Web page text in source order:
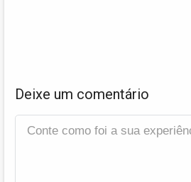
Deixe um comentário